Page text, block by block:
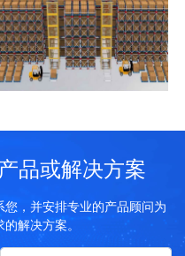
品或解决方案
，并安排专业的产品顾问为
解决方案。